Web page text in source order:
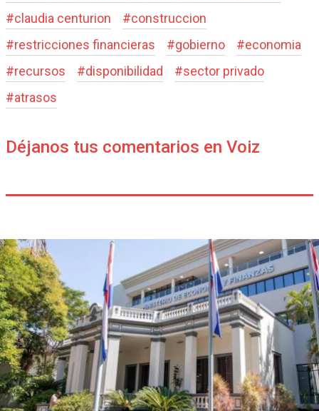
#claudia centurion #construccion
#restricciones financieras #gobierno #economia
#recursos #disponibilidad #sector privado
#atrasos
Déjanos tus comentarios en Voiz